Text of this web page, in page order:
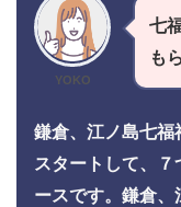
YOKO
七
も
鎌倉、江ノ島七福
スタートして、
ースです。鎌倉、